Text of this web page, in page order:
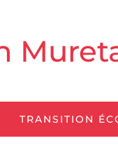
TRANSITION